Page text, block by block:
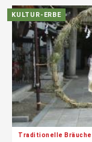
KULTUR-ERBE
Traditionelle Bräuche